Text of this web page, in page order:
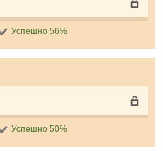
Успешно 56%
Успешно 50%